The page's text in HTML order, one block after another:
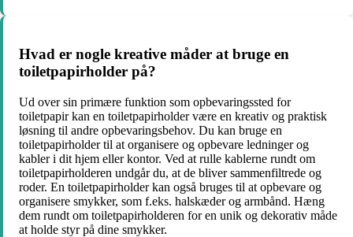
Hvad er nogle kreative måder at bruge en
toiletpapirholder på?
Ud over sin primære funktion som opbevaringssted for
toiletpapir kan en toiletpapirholder være en kreativ og praktisk
løsning til andre opbevaringsbehov. Du kan bruge en
toiletpapirholder til at organisere og opbevare ledninger og
kabler i dit hjem eller kontor. Ved at rulle kablerne rundt om
toiletpapirholderen undgår du, at de bliver sammenfiltrede og
roder. En toiletpapirholder kan også bruges til at opbevare og
organisere smykker, som f.eks. halskæder og armbånd. Hæng
dem rundt om toiletpapirholderen for en unik og dekorativ måde
at holde styr på dine smykker.